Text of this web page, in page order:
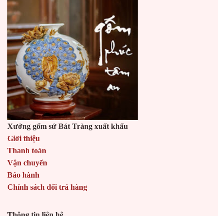
Xưởng gốm sứ Bát Tràng xuất khẩu
Giới thiệu
Thanh toán
Vận chuyển
Bảo hành
Chính sách đổi trả hàng